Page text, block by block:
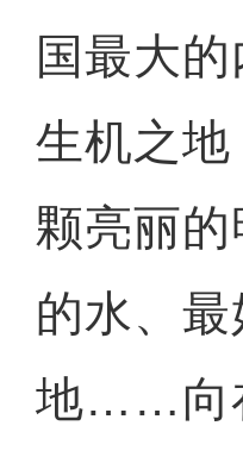
国最大
生机之
颗亮丽
的水、
地……向